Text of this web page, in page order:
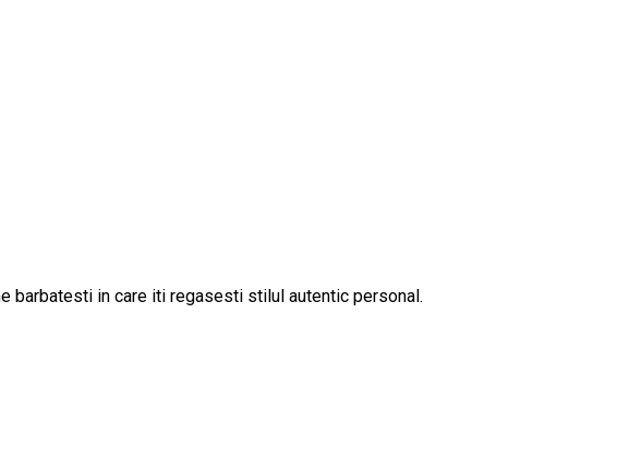
barbatesti in care iti regasesti stilul autentic personal.